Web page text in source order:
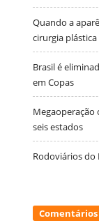
Quando a
cirurgia
Brasil é
em Copas
Megaoperação
seis estados
Rodoviários do
Comentários